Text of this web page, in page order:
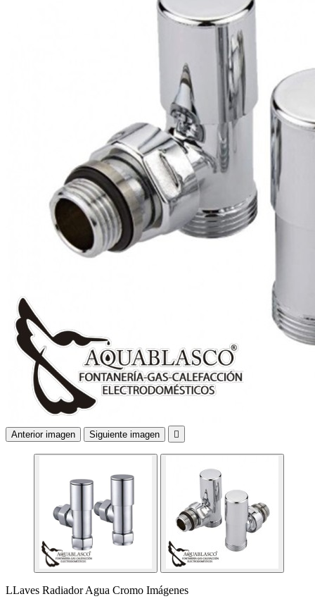
Anterior imagen Siguiente imagen 
LLaves Radiador Agua Cromo Imágenes